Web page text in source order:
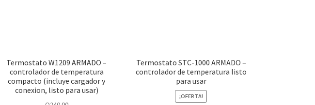
Termostato W1209 ARMADO –
controlador de temperatura
compacto (incluye cargador y
conexion, listo para usar)
Termostato STC-1000 ARMADO –
controlador de temperatura listo
para usar
¡OFERTA!